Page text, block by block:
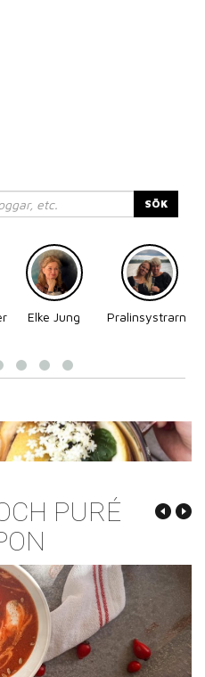
SÖK
Elke Jung
Pralinsystrarna
PURÉ